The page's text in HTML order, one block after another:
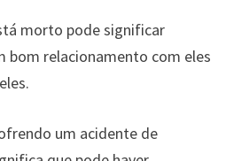
morto pode significar
bom relacionamento com eles
um acidente de